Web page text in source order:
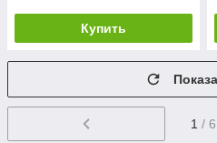
Купить
1 / 6